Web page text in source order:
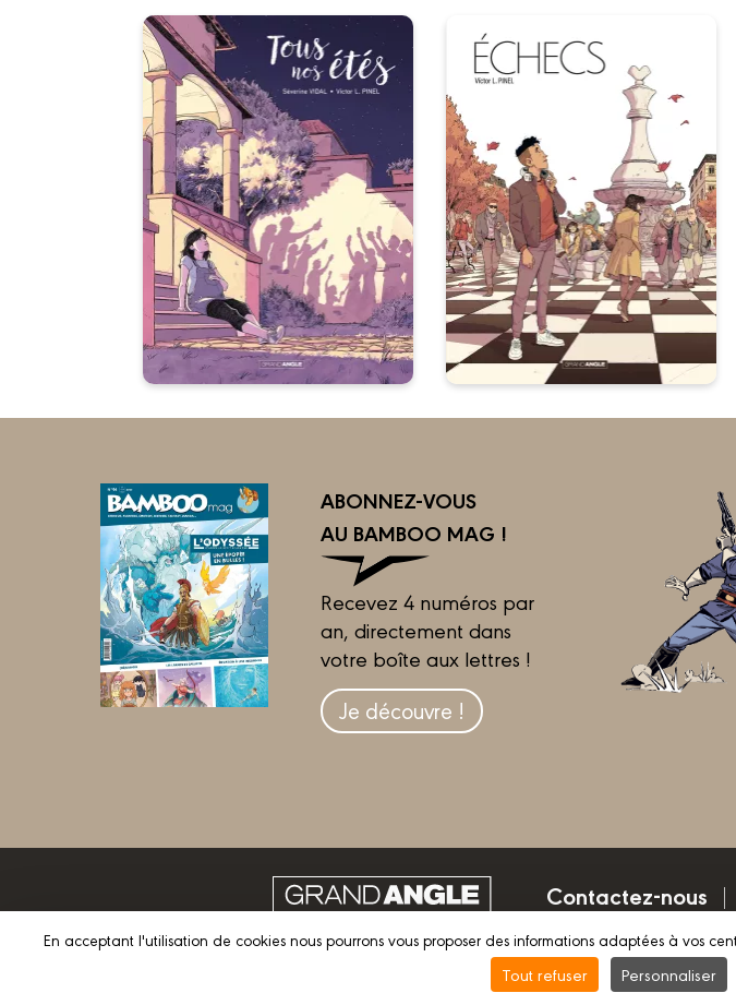
Tous nos étés -
histoire complète
Date de parution :
26/06/2024
“- Par contre, on repeint tout,
sauf la chambre jaune ! - Encore
une de tes lubies ? - Non, pas
du tout... une promesse faite il y
a longtemps ...”
Echecs - histoire
complète
Date de parution :
23/08/2023
“La vie, comme le jeu
d’échecs.Facile à apprendre,
amusant à jouer, difficile à
gagner… impossible à contrôler
!”
ABONNEZ-VOUS
AU BAMBOO MAG !
Recevez 4 numéros par
an, directement dans
votre boîte aux lettres !
Je découvre !
Contactez-nous
Mentions légales
En acceptant l'utilisation de cookies nous pourrons vous proposer des informations adaptées à vos
Tout refuser
Personnaliser